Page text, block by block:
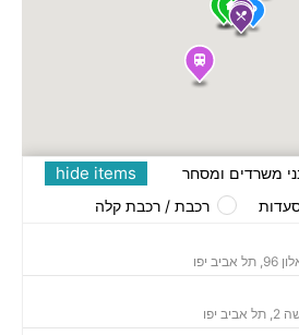
יפו
יפו
hide items
משרדים ומסחר
רכבת / רכבת קלה